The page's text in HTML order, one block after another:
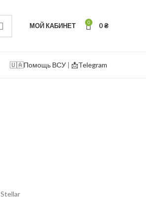
МОЙ КАБИНЕТ 0 0₴
🇺🇦Помощь ВСУ | 📩Telegram
Stellar